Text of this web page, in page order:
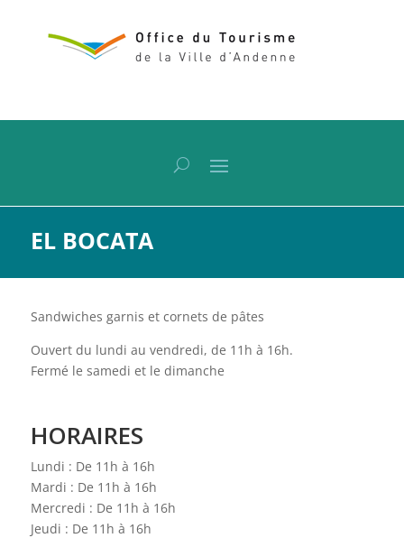
EL BOCATA
Sandwiches garnis et cornets de pâtes
Ouvert du lundi au vendredi, de 11h à 16h.
Fermé le samedi et le dimanche
HORAIRES
Lundi : De 11h à 16h
Mardi : De 11h à 16h
Mercredi : De 11h à 16h
Jeudi : De 11h à 16h